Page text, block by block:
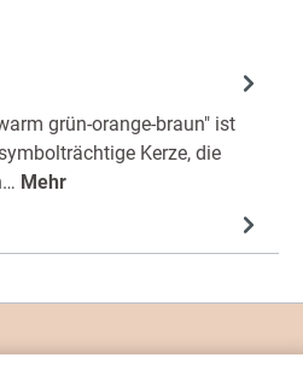
grün-orange-braun" ist
Kerze, die
Mehr